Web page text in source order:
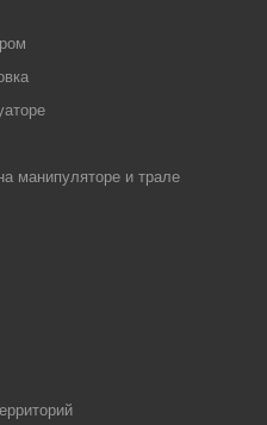
манипуляторе и трале